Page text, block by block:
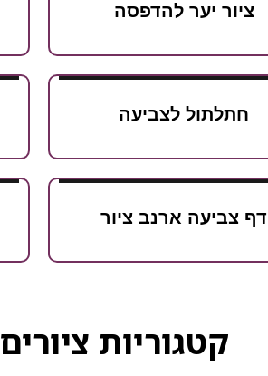
ציור יער להדפסה
חתלתול לצביעה
דף צביעה ארנב ציור
קטגוריות ציורים